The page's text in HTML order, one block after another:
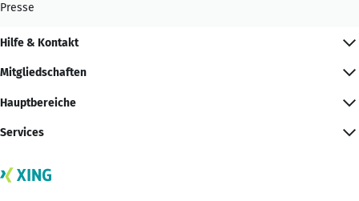
Presse
Hilfe & Kontakt
Mitgliedschaften
Hauptbereiche
Services